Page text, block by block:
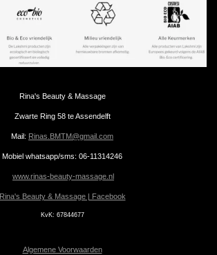
Rina's Beauty & Massage
Zwarte Ring 58 te Assendelft
Mail: Rinas.BMTM@gmail.com
Mobiel whatsapp/sms: 06-11314246
www.rinas-beauty-massage.nl
Rina's Beauty & Massage | Facebook
KvK: 67844677
Algemene Voorwaarden